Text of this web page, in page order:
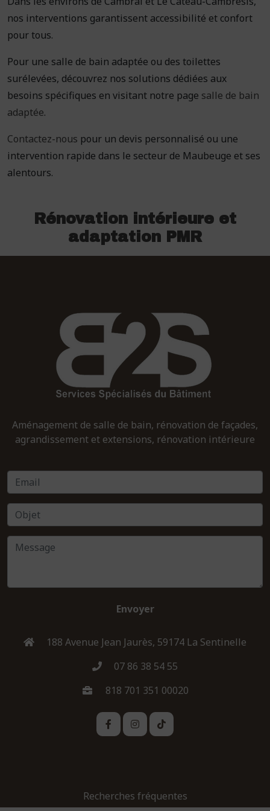
nos interventions garantissent accessibilité et confort
pour tous.
Pour une salle de bain adaptée ou des toilettes
surélevées, découvrez nos solutions dédiées aux
besoins spécifiques en visitant notre page salle de bain
adaptée.
Contactez-nous pour un devis personnalisé ou une
intervention rapide dans le secteur de Maubeuge et ses
alentours.
Rénovation intérieure et
adaptation PMR
Aménagement de salle de bain, rénovation de façades,
agrandissement et extensions, rénovation intérieure
Envoyer
188 Avenue Jean Jaurès, 59174 La Sentinelle
07 86 38 54 55
818 701 351 00020
Recherches fréquentes